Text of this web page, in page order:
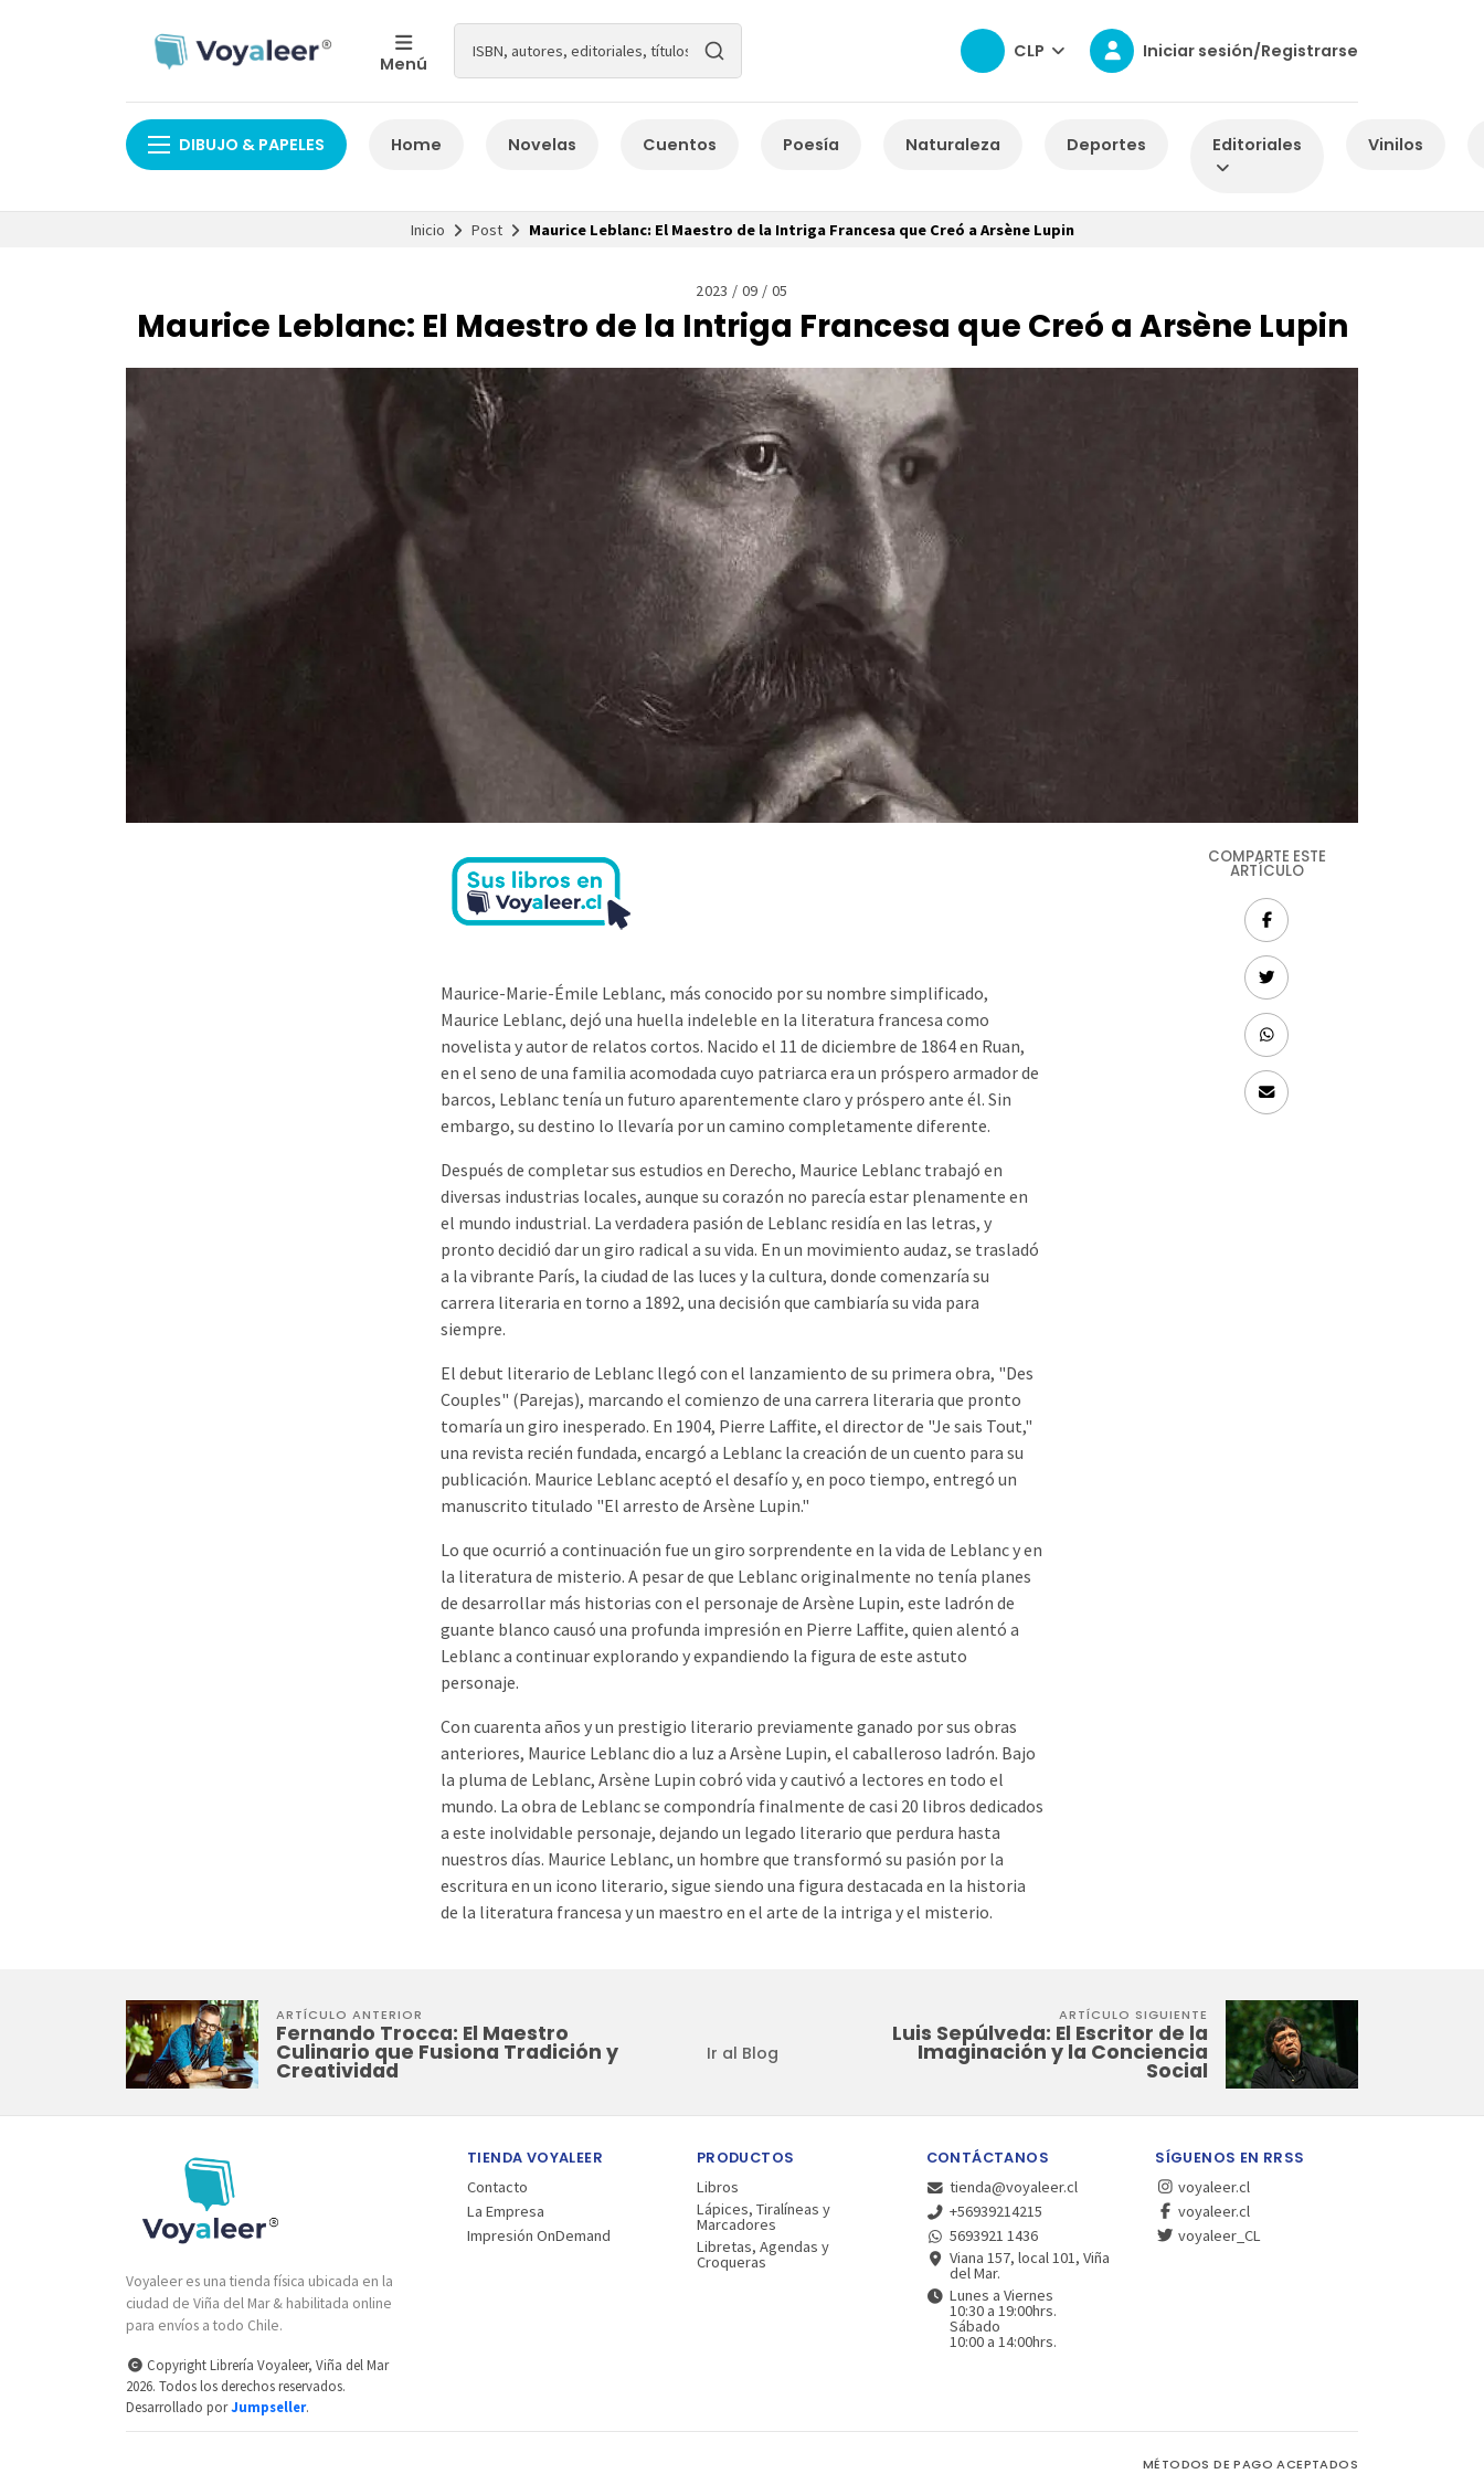
Menú
CLP Iniciar sesión/Registrarse
DIBUJO & PAPELES Home Novelas Cuentos Poesía Naturaleza Deportes Editoriales Vinilos
Inicio Post Maurice Leblanc: El Maestro de la Intriga Francesa que Creó a Arsène Lupin
2023 / 09 / 05
Maurice Leblanc: El Maestro de la Intriga Francesa que Creó a Arsène Lupin
Maurice-Marie-Émile Leblanc, más conocido por su nombre simplificado,
Maurice Leblanc, dejó una huella indeleble en la literatura francesa como
novelista y autor de relatos cortos. Nacido el 11 de diciembre de 1864 en Ruan,
en el seno de una familia acomodada cuyo patriarca era un próspero armador de
barcos, Leblanc tenía un futuro aparentemente claro y próspero ante él. Sin
embargo, su destino lo llevaría por un camino completamente diferente.
Después de completar sus estudios en Derecho, Maurice Leblanc trabajó en
diversas industrias locales, aunque su corazón no parecía estar plenamente en
el mundo industrial. La verdadera pasión de Leblanc residía en las letras, y
pronto decidió dar un giro radical a su vida. En un movimiento audaz, se trasladó
a la vibrante París, la ciudad de las luces y la cultura, donde comenzaría su
carrera literaria en torno a 1892, una decisión que cambiaría su vida para
siempre.
El debut literario de Leblanc llegó con el lanzamiento de su primera obra, "Des
Couples" (Parejas), marcando el comienzo de una carrera literaria que pronto
tomaría un giro inesperado. En 1904, Pierre Laffite, el director de "Je sais Tout,"
una revista recién fundada, encargó a Leblanc la creación de un cuento para su
publicación. Maurice Leblanc aceptó el desafío y, en poco tiempo, entregó un
manuscrito titulado "El arresto de Arsène Lupin."
Lo que ocurrió a continuación fue un giro sorprendente en la vida de Leblanc y en
la literatura de misterio. A pesar de que Leblanc originalmente no tenía planes
de desarrollar más historias con el personaje de Arsène Lupin, este ladrón de
guante blanco causó una profunda impresión en Pierre Laffite, quien alentó a
Leblanc a continuar explorando y expandiendo la figura de este astuto
personaje.
Con cuarenta años y un prestigio literario previamente ganado por sus obras
anteriores, Maurice Leblanc dio a luz a Arsène Lupin, el caballeroso ladrón. Bajo
la pluma de Leblanc, Arsène Lupin cobró vida y cautivó a lectores en todo el
mundo. La obra de Leblanc se compondría finalmente de casi 20 libros dedicados
a este inolvidable personaje, dejando un legado literario que perdura hasta
nuestros días. Maurice Leblanc, un hombre que transformó su pasión por la
escritura en un icono literario, sigue siendo una figura destacada en la historia
de la literatura francesa y un maestro en el arte de la intriga y el misterio.
COMPARTE ESTE
ARTÍCULO
ARTÍCULO ANTERIOR
Fernando Trocca: El Maestro
Culinario que Fusiona Tradición y
Creatividad
Ir al Blog
ARTÍCULO SIGUIENTE
Luis Sepúlveda: El Escritor de la
Imaginación y la Conciencia
Social
Voyaleer es una tienda física ubicada en la
ciudad de Viña del Mar & habilitada online
para envíos a todo Chile.
Copyright Librería Voyaleer, Viña del Mar
2026. Todos los derechos reservados.
Desarrollado porJumpseller.
TIENDA VOYALEER
Contacto
La Empresa
Impresión OnDemand
PRODUCTOS
Libros
Lápices, Tiralíneas y
Marcadores
Libretas, Agendas y
Croqueras
CONTÁCTANOS
tienda@voyaleer.cl
+56939214215
5693921 1436
Viana 157, local 101, Viña
del Mar.
Lunes a Viernes
10:30 a 19:00hrs.
Sábado
10:00 a 14:00hrs.
SÍGUENOS EN RRSS
voyaleer.cl
voyaleer.cl
voyaleer_CL
MÉTODOS DE PAGO ACEPTADOS